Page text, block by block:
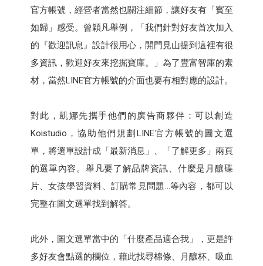
官方帳號，經營者當然也關注細節，讓好友有「賓至
如歸」感受。曾穎凡舉例，「我們針對好友首次加入
的『歡迎訊息』設計很用心，開門見山提到這裡有很
多資訊，歡迎好友來挖掘寶庫。」為了豐富智庫的素
材，當然LINE官方帳號的介面也要有相對應的設計。
對此，凱娜先攜手他們的廣告商夥伴：可以創造
Koistudio，協助他們規劃LINE官方帳號的圖文選
單，將選單設計成「最新消息」、「了解更多」兩頁
的選單內容。舉凡要了解品牌資訊、什麼是月釀碟
片、女孩學習資料、訂購常見問題…等內容，都可以
完整在圖文選單找到解答。
此外，圖文選單當中的「什麼產品適合我」，更是許
多好友會點選的欄位，藉此找尋棉條、月釀杯、吸血